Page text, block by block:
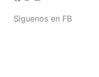
Siguenos en FB